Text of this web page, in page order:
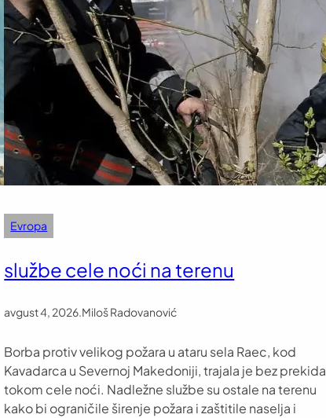
Evropa
službe cele noći na terenu
avgust 4, 2026.Miloš Radovanović
Borba protiv velikog požara u ataru sela Raec, kod
Kavadarca u Severnoj Makedoniji, trajala je bez prekida
tokom cele noći. Nadležne službe su ostale na terenu
kako bi ograničile širenje požara i zaštitile naselja i